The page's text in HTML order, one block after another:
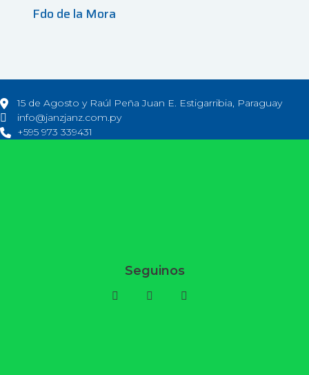
Fdo de la Mora
15 de Agosto y Raúl Peña Juan E. Estigarribia, Paraguay
info@janzjanz.com.py
+595 973 339431
Seguinos